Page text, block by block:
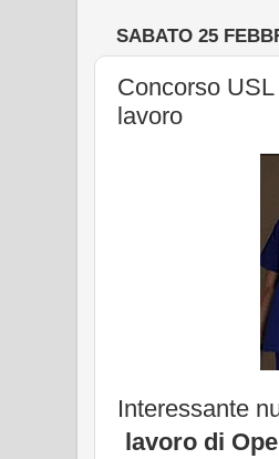
SABATO 25
Concorso
lavoro
Interessante
lavoro di